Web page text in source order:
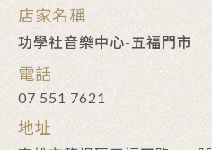
店家名稱
功學社音樂中心-五福門市
電話
07 551 7621
地址